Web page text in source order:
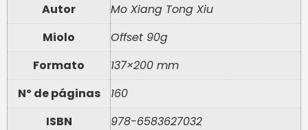
Autor
Mo Xiang Tong Xiu
Miolo
Offset 90g
Formato
137×200 mm
Nº de páginas
160
ISBN
978-6583627032